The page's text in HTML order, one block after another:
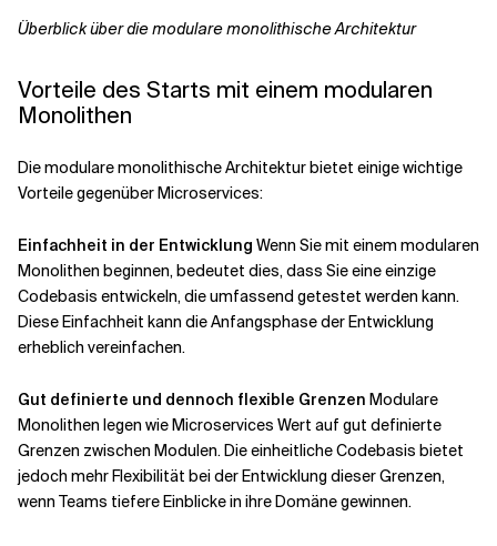
Überblick über die modulare monolithische Architektur
Vorteile des Starts mit einem modularen
Monolithen
Die modulare monolithische Architektur bietet einige wichtige
Vorteile gegenüber Microservices:
Einfachheit in der Entwicklung Wenn Sie mit einem modularen
Monolithen beginnen, bedeutet dies, dass Sie eine einzige
Codebasis entwickeln, die umfassend getestet werden kann.
Diese Einfachheit kann die Anfangsphase der Entwicklung
erheblich vereinfachen.
Gut definierte und dennoch flexible Grenzen Modulare
Monolithen legen wie Microservices Wert auf gut definierte
Grenzen zwischen Modulen. Die einheitliche Codebasis bietet
jedoch mehr Flexibilität bei der Entwicklung dieser Grenzen,
wenn Teams tiefere Einblicke in ihre Domäne gewinnen.